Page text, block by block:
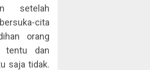
setelah
cita
orang
tentu dan
saja tidak.